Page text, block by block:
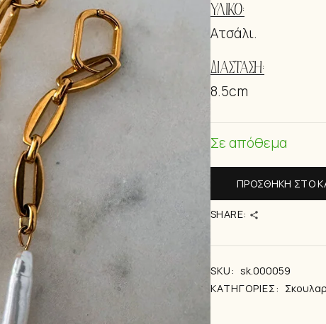
ΥΛΙΚΌ:
Ατσάλι.
ΔΙΆΣΤΑΣΗ:
8.5cm
Σε απόθεμα
ΠΡΟΣΘΉΚΗ ΣΤΟ
SHARE:
SKU: sk.000059
ΚΑΤΗΓΟΡΊΕΣ: